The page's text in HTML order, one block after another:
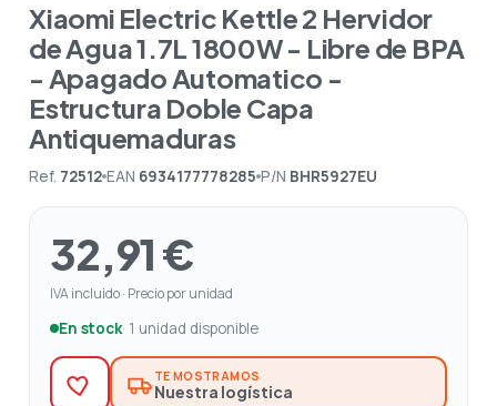
Xiaomi Electric Kettle 2 Hervidor
de Agua 1.7L 1800W - Libre de BPA
- Apagado Automatico -
Estructura Doble Capa
Antiquemaduras
Ref. 72512 EAN 6934177778285 P/N BHR5927EU
32,91 €
IVA incluido · Precio por unidad
En stock· 1 unidad disponible
TE MOSTRAMOS
Nuestra logística